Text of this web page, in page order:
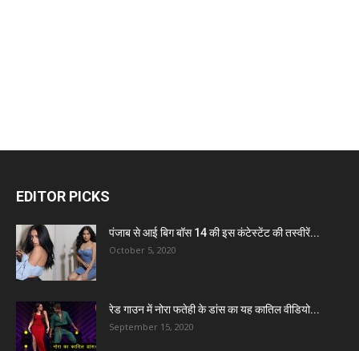
EDITOR PICKS
पंजाब से आई बिग बॉस 14 की इस कंटेस्टेंट की तस्वीरें...
October 5, 2020
रेड गाउन में नोरा फतेही के डांस का यह कातिल वीडियो...
September 15, 2020